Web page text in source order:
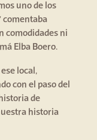
uno de los
comentaba
comodidades ni
Elba Boero.
local,
con el paso del
de
historia